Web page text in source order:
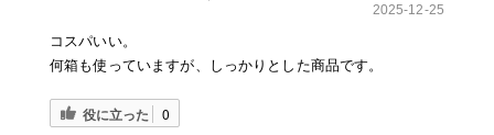
2025-12-25
コスパいい。
何箱も使っていますが、しっかりとした商品です。
役に立った 0